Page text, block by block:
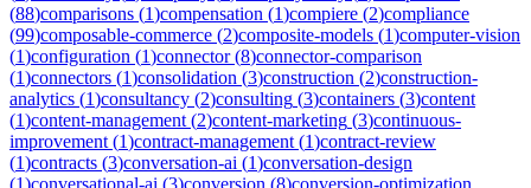
(88)comparisons (1)compensation (1)compiere (2)compliance
(99)composable-commerce (2)composite-models (1)computer-vision
(1)configuration (1)connector(8)connector-comparison
(1)connectors (1)consolidation (3)construction (2)construction-
analytics (1)consultancy (2)consulting (3)containers (3)content
(1)content-management (2)content-marketing (3)continuous-
improvement (1)contract-management (1)contract-review
(1)contracts (3)conversation-ai (1)conversation-design
(1)conversational-ai (3)conversion (8)conversion-optimization